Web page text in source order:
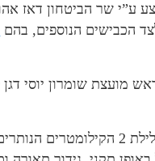
כבר ב־2006 ונבלמה באמצע ע”י
הכבישים הנוספים, בהם
מועצת שומרון יוסי
העבודה בעלות 120 מיליון ש”ח תכלול